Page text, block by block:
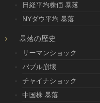
日経平均株価 暴落
NYダウ平均 暴落
暴落の歴史
リーマンショック
バブル崩壊
チャイナショック
中国株 暴落